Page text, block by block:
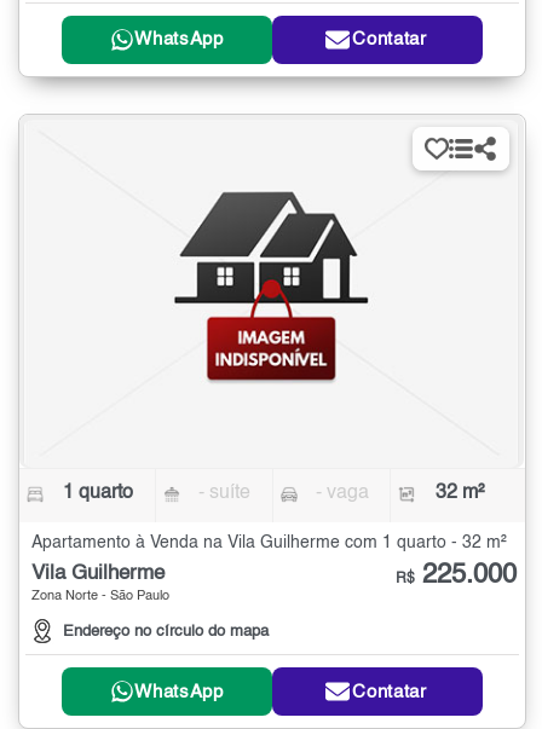
WhatsApp Contatar
1 quarto - suíte - vaga 32 m²
Apartamento à Venda na Vila Guilherme com 1 quarto - 32 m²
Vila Guilherme
Zona Norte - São Paulo
Endereço no círculo do mapa
R$ 225.000
WhatsApp Contatar